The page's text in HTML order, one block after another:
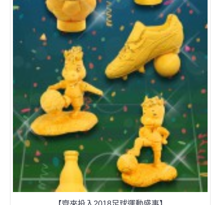
端午節紀念禮品系列
Hon 2018/03/21 101
《博思創意 - 端午節紀念禮品系列》 端午佳節
是端午節的一項重要活動。 博思創意推出一系列
禮品，系列呈現出賽龍舟同舟共濟，團結一致的精
美，是辨公室擺設、送禮或龍舟賽頒獎佳品。 企
入獨特的商標及文字，更顯個性化及獨...
閱讀更多